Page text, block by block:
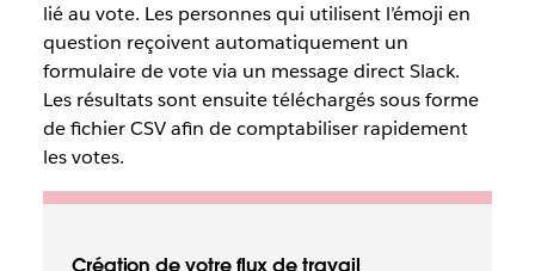
lié au vote. Les personnes qui utilisent l’émoji en
question reçoivent automatiquement un
formulaire de vote via un message direct Slack.
Les résultats sont ensuite téléchargés sous forme
de fichier CSV afin de comptabiliser rapidement
les votes.
Création de votre flux de travail